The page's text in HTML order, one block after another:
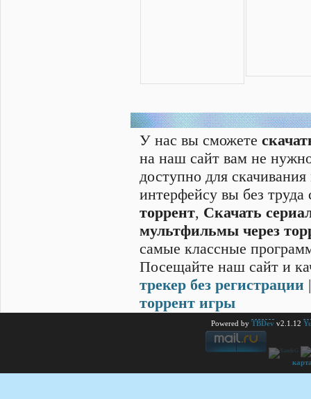
У нас вы сможете
на наш сайт вам не
доступно для
интерфейсу вы без
торрент, Скачать
мультфильмы через
самые классные
Посещайте наш сайт и
трекер без регистрации
торрент игры
Powered by TBDev v2.1.12